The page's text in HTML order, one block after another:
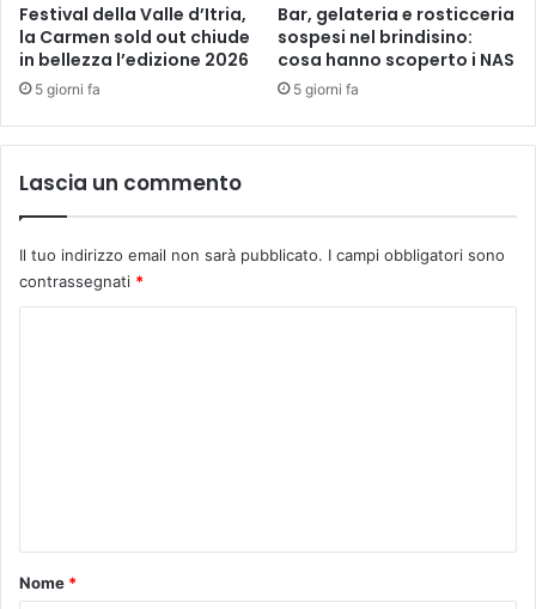
Festival della Valle d’Itria,
la Carmen sold out chiude
in bellezza l’edizione 2026
5 giorni fa
Bar, gelateria e rosticceria
sospesi nel brindisino:
cosa hanno scoperto i NAS
5 giorni fa
Lascia un commento
Il tuo indirizzo email non sarà pubblicato. I campi obbligatori sono
contrassegnati *
o
Nome *